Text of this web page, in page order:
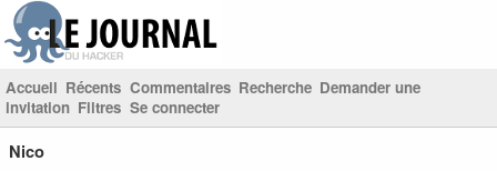
Accueil Récents Commentaires Recherche Demander une
invitation Filtres Se connecter
Nico